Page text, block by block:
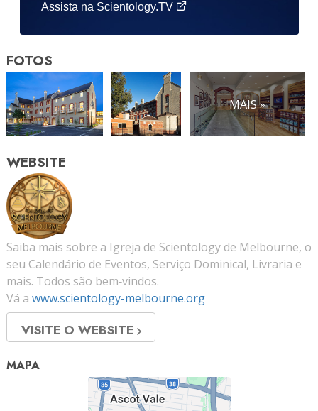
Assista na Scientology.TV
FOTOS
MAIS »
WEBSITE
Saiba mais sobre a Igreja de Scientology de Melbourne, o
seu Calendário de Eventos, Serviço Dominical, Livraria e
mais. Todos são bem‑vindos.
Vá a www.scientology-melbourne.org
VISITE O WEBSITE
MAPA